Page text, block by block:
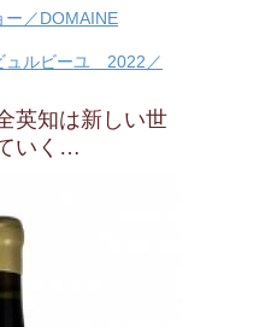
ー／DOMAINE
ュルビーユ 2022／
英知は新しい世
いく…